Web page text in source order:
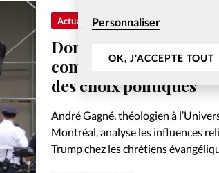
Personnaliser
OK, J'ACCEPTE TOUT
Actualité internationale
Donald Trump et les
comprendre les
des choix politiques
André Gagné, théologien à
Montréal, analyse les influences
Trump chez les chrétiens